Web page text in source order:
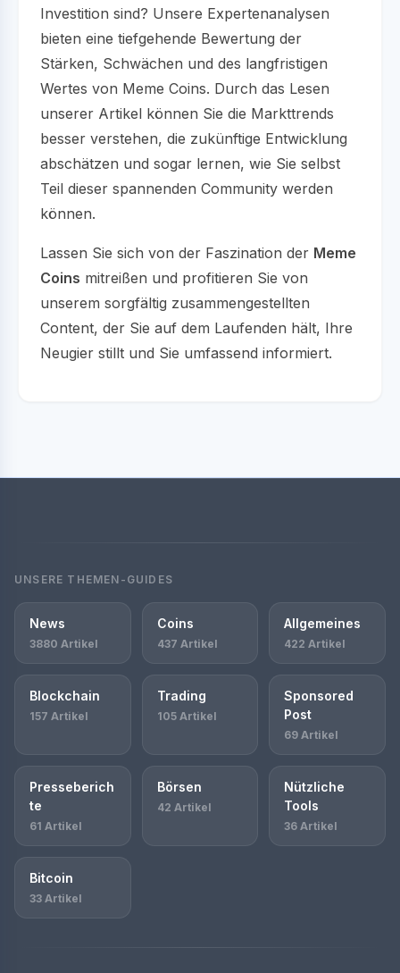
Investition sind? Unsere Expertenanalysen
bieten eine tiefgehende Bewertung der
Stärken, Schwächen und des langfristigen
Wertes von Meme Coins. Durch das Lesen
unserer Artikel können Sie die Markttrends
besser verstehen, die zukünftige Entwicklung
abschätzen und sogar lernen, wie Sie selbst
Teil dieser spannenden Community werden
können.
Lassen Sie sich von der Faszination der Meme
Coins mitreißen und profitieren Sie von
unserem sorgfältig zusammengestellten
Content, der Sie auf dem Laufenden hält, Ihre
Neugier stillt und Sie umfassend informiert.
UNSERE THEMEN-GUIDES
News
3880 Artikel
Coins
437 Artikel
Allgemeines
422 Artikel
Blockchain
157 Artikel
Trading
105 Artikel
Sponsored
Post
69 Artikel
Presseberich
te
61 Artikel
Börsen
42 Artikel
Nützliche
Tools
36 Artikel
Bitcoin
33 Artikel